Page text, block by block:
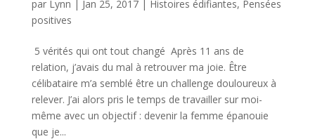
par Lynn Jan 25, 2017| Histoires édifiantes, Pensées
positives
5 vérités qui ont tout changé Après 11 ans de
relation, j’avais du mal à retrouver ma joie. Être
célibataire m’a semblé être un challenge douloureux à
relever. J’ai alors pris le temps de travailler sur moi-
même avec un objectif : devenir la femme épanouie
que je...